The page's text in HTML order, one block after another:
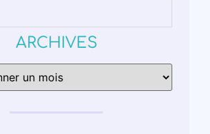
ARCHIVES